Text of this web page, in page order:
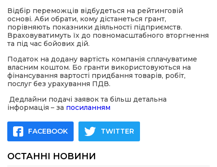
Відбір переможців відбудеться на рейтинговій
основі. Аби обрати, кому дістанеться грант,
порівняють показники діяльності підприємств.
Враховуватимуть їх до повномасштабного вторгнення
та під час бойових дій.
Податок на додану вартість компанія сплачуватиме
власним коштом. Бо гранти використовуються на
фінансування вартості придбання товарів, робіт,
послуг без урахування ПДВ.
Дедлайни подачі заявок та більш детальна
інформація – за посиланням
FACEBOOK TWITTER
ОСТАННІ НОВИНИ